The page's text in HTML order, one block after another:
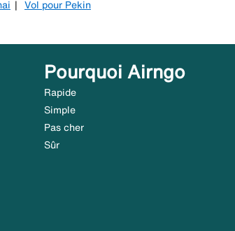
Vol pour Pekin
Pourquoi Airngo
Rapide
Simple
Pas cher
Sûr